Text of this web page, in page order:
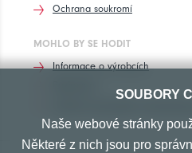
Ochrana soukromí
MOHLO BY SE HODIT
Informace o výrobcích
SOUBORY
Naše webové stránky
Některé z nich jsou pro